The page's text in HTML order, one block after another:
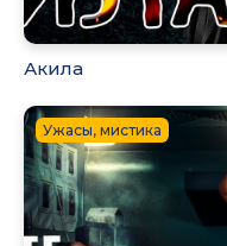
Акила
Ужасы, мистика